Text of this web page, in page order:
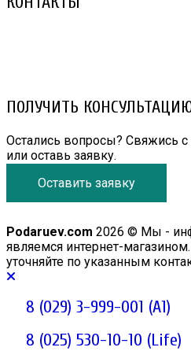
ПОЛУЧИТЬ
Остались вопросы? Свяжись
или оставь заявку.
Оставить заявку
Podaruev.com 2026 © Мы -
являемся интернет-
уточняйте по указанным
8 (029) 3-999-001 (A1)
8 (025) 530-10-10 (Life)